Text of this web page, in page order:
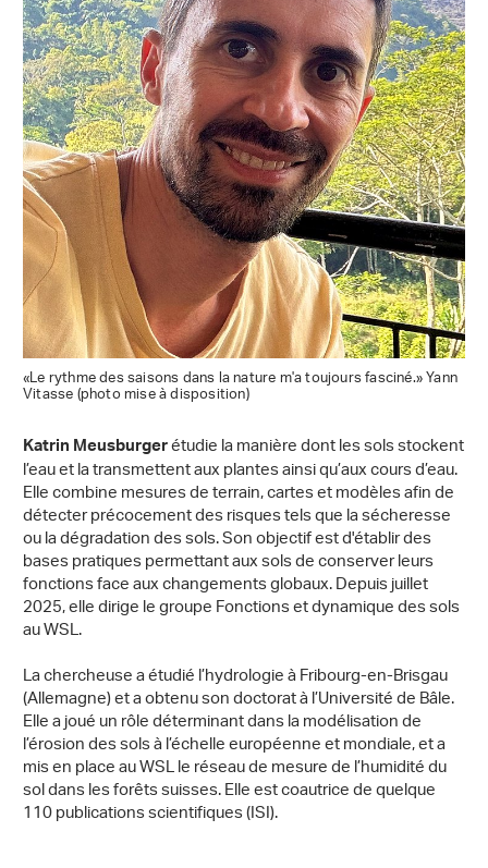
«Le rythme des saisons dans la nature m'a toujours fasciné.» Yann
Vitasse (photo mise à disposition)
Katrin Meusburgerétudie la manière dont les sols stockent
l’eau et la transmettent aux plantes ainsi qu’aux cours d’eau.
Elle combine mesures de terrain, cartes et modèles afin de
détecter précocement des risques tels que la sécheresse
ou la dégradation des sols. Son objectif est d'établir des
bases pratiques permettant aux sols de conserver leurs
fonctions face aux changements globaux. Depuis juillet
2025, elle dirige le groupe Fonctions et dynamique des sols
au WSL.
La chercheuse a étudié l’hydrologie à Fribourg-en-Brisgau
(Allemagne) et a obtenu son doctorat à l’Université de Bâle.
Elle a joué un rôle déterminant dans la modélisation de
l’érosion des sols à l’échelle européenne et mondiale, et a
mis en place au WSL le réseau de mesure de l’humidité du
sol dans les forêts suisses. Elle est coautrice de quelque
110 publications scientifiques (ISI).